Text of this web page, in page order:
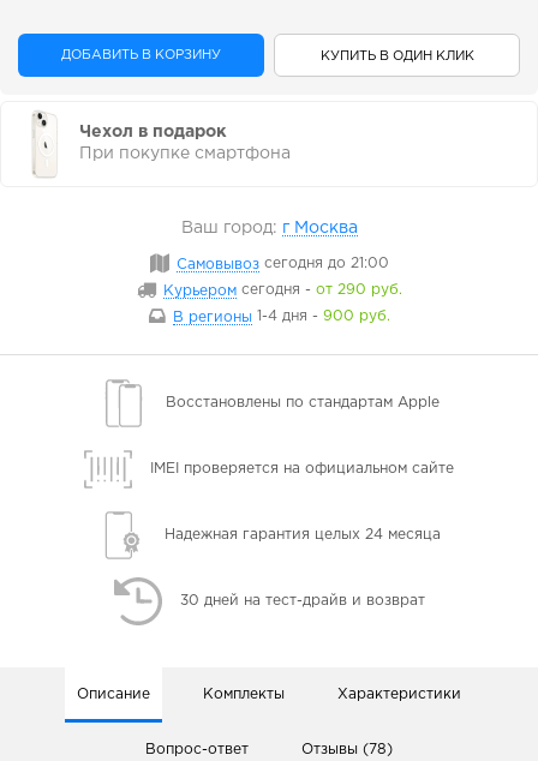
ДОБАВИТЬ В КОРЗИНУ КУПИТЬ В ОДИН КЛИК
Чехол в подарок
При покупке смартфона
Ваш город: г Москва
Самовывоз сегодня до 21:00
Курьером сегодня - от 290 руб.
В регионы
1-4 дня - 900 руб.
Восстановлены по стандартам Apple
IMEI проверяется на официальном сайте
Надежная гарантия целых 24 месяца
30 дней на тест-драйв и возврат
Описание Комплекты Характеристики
Вопрос-ответ Отзывы (78)